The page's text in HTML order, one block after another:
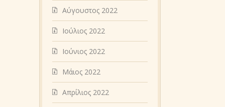
Αύγουστος 2022
Ιούλιος 2022
Ιούνιος 2022
Μάιος 2022
Απρίλιος 2022